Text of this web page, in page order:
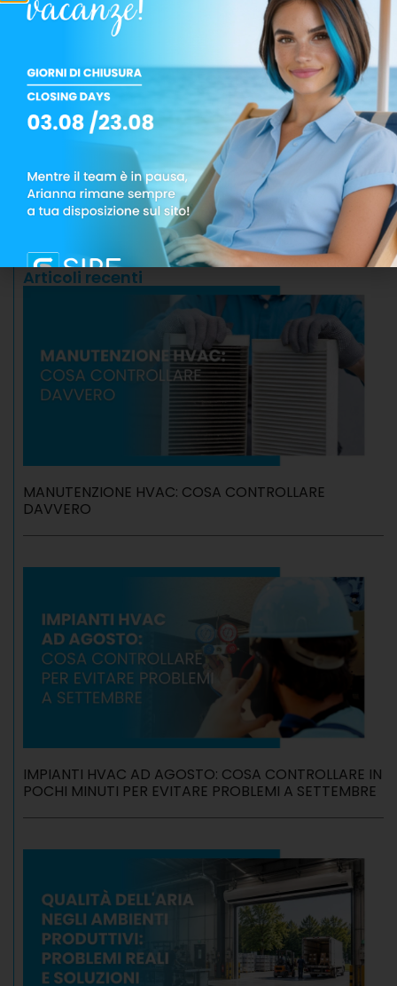
L'invio di questo modulo, implica il consenso alla
CHIEDI INFORMAZIONI
Condividi:
Articoli recenti
MANUTENZIONE HVAC: COSA CONTROLLARE
DAVVERO
IMPIANTI HVAC AD AGOSTO: COSA CONTROLLARE IN
POCHI MINUTI PER EVITARE PROBLEMI A SETTEMBRE